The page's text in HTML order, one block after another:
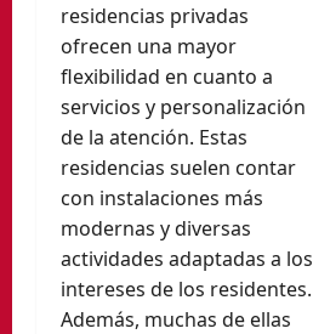
residencias privadas
ofrecen una mayor
flexibilidad en cuanto a
servicios y personalización
de la atención. Estas
residencias suelen contar
con instalaciones más
modernas y diversas
actividades adaptadas a los
intereses de los residentes.
Además, muchas de ellas